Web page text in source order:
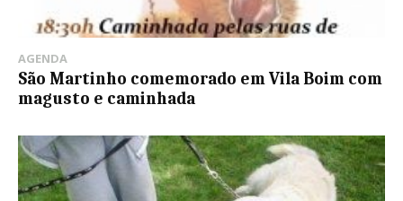
AGENDA
São Martinho comemorado em Vila Boim com
magusto e caminhada